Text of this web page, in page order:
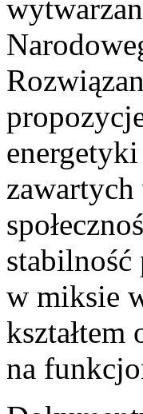
w miksie
na